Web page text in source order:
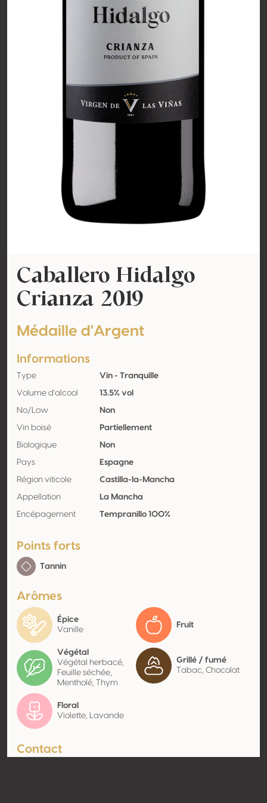
Caballero Hidalgo
Crianza 2019
Médaille d'Argent
Informations
Type Vin - Tranquille
Volume d'alcool 13.5% vol
No/Low Non
Vin boisé Partiellement
Biologique Non
Pays Espagne
Région viticole Castilla-la-Mancha
Appellation La Mancha
Encépagement Tempranillo 100%
Points forts
Tannin
Arômes
Épice
Vanille
Fruit
Végétal
Végétal herbacé,
Feuille séchée,
Mentholé, Thym
Grillé / fumé
Tabac, Chocolat
Floral
Violette, Lavande
Contact